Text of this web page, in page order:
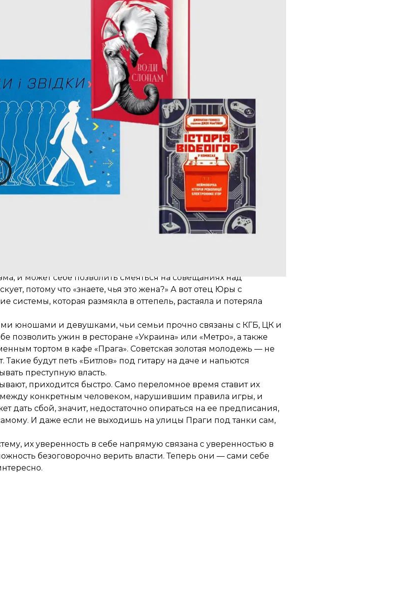
опять без внутреннего содрогания играем в
книг о путешествиях, цирке и погружении в чужие эпохи. А
литературовед Богдана Романцова.
«Юра» («Нора-Друк»)
те же, однако время изменилось. Если в «Клавке» речь
то в «Юре» события разворачиваются уже в 1968-м. На улицах
противостояния физиков и лириков, образцовый студент,
очень повезло расти в правильной семье в правильном
редактор издательства «Молодость». Она незаметно
и может себе позволить смеяться на совещаниях над
потому что «знаете, чья это жена?» А вот отец Юры с
которая размякла в оттепель, растаяла и потеряла
юношами и девушками, чьи семьи прочно связаны с КГБ, ЦК и
ужин в ресторане «Украина» или «Метро», а также
тортом в кафе «Прага». Советская золотая молодежь — не
будут петь «Битлов» под гитару на даче и напьются
преступную власть.
приходится быстро. Само переломное время ставит их
конкретным человеком, нарушившим правила игры, и
дать сбой, значит, недостаточно опираться на ее предписания,
И даже если не выходишь на улицы Праги под танки сам,
их уверенность в себе напрямую связана с уверенностью в
безоговорочно верить власти. Теперь они — сами себе